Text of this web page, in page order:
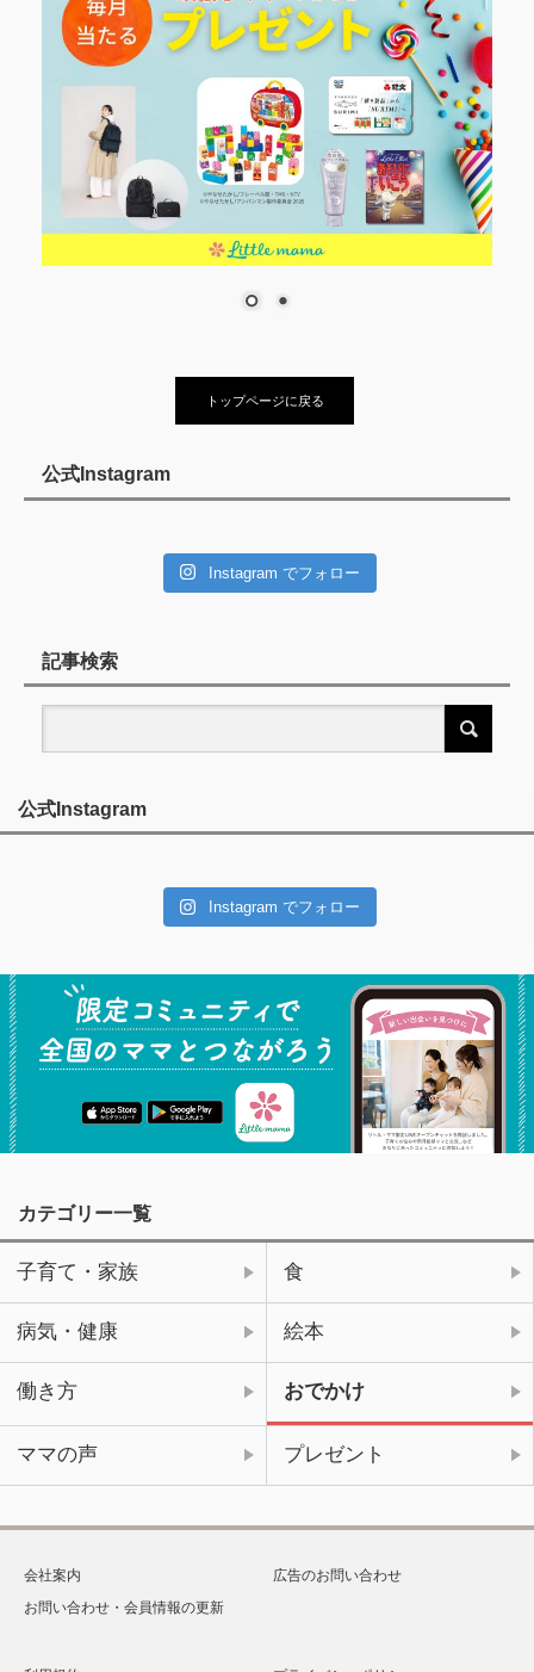
トップページに戻る
公式Instagram
Instagram でフォロー
記事検索
公式Instagram
Instagram でフォロー
カテゴリー一覧
子育て・家族 食
病気・健康 絵本
働き方 おでかけ
ママの声 プレゼント
会社案内
広告のお問い合わせ
お問い合わせ・会員情報の更新